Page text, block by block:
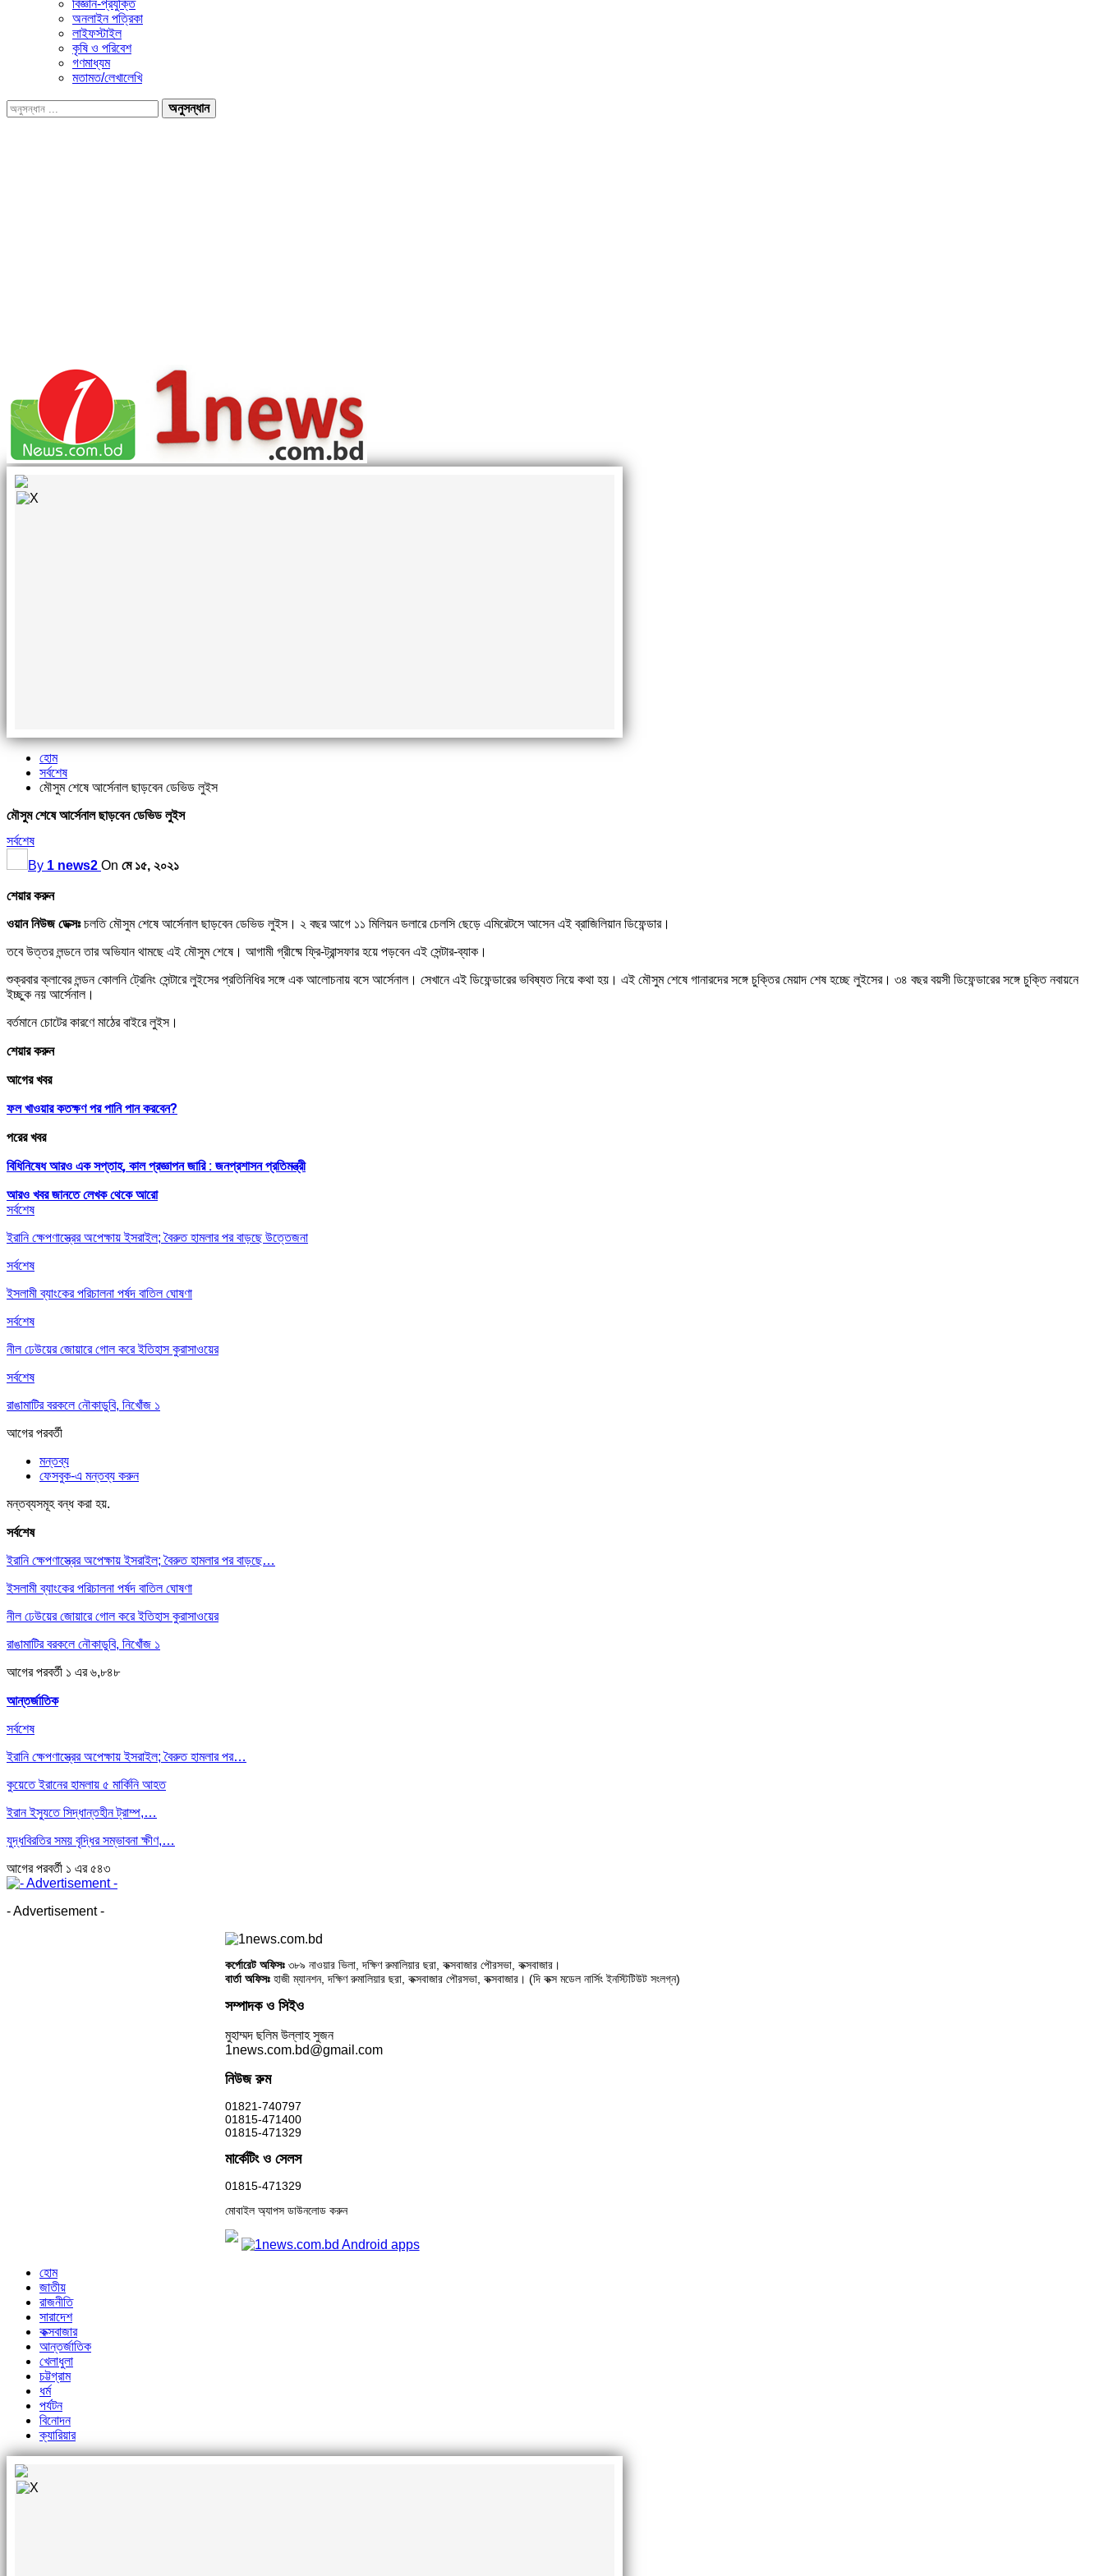
বিজ্ঞান-প্রযুক্তি
অনলাইন পত্রিকা
লাইফস্টাইল
কৃষি ও পরিবেশ
গণমাধ্যম
মতামত/লেখালেখি
হোম
সর্বশেষ
মৌসুম শেষে আর্সেনাল ছাড়বেন ডেভিড লুইস
মৌসুম শেষে আর্সেনাল ছাড়বেন ডেভিড লুইস
সর্বশেষ
By 1 news2 On মে ১৫, ২০২১
শেয়ার করুন
ওয়ান নিউজ ডেক্সঃচলতি মৌসুম শেষে আর্সেনাল ছাড়বেন ডেভিড ‍লুইস। ২ বছর আগে ১১ মিলিয়ন ডলারে চেলসি ছেড়ে এমিরেটসে আসেন এই ব্রাজিলিয়ান ডিফেন্ডার।
তবে উত্তর লন্ডনে তার অভিযান থামছে এই মৌসুম শেষে। আগামী গ্রীষ্মে ফ্রি-ট্রান্সফার হয়ে পড়বেন এই সেন্টার-ব্যাক।
শুক্রবার ক্লাবের লন্ডন কোলনি ট্রেনিং সেন্টারে লুইসের প্রতিনিধির সঙ্গে এক আলোচনায় বসে আর্সেনাল। সেখানে এই ডিফেন্ডারের ভবিষ্যত নিয়ে কথা হয়। এই মৌসুম শেষে গানারদের সঙ্গে চুক্তির মেয়াদ শেষ হচ্ছে লুইসের। ৩৪ বছর বয়সী ডিফেন্ডারের সঙ্গে চুক্তি নবায়নে
ইচ্ছুক নয় আর্সেনাল।
বর্তমানে চোটের কারণে মাঠের বাইরে লুইস।
শেয়ার করুন
আগের খবর
ফল খাওয়ার কতক্ষণ পর পানি পান করবেন?
পরের খবর
বিধিনিষেধ আরও এক সপ্তাহ, কাল প্রজ্ঞাপন জারি : জনপ্রশাসন প্রতিমন্ত্রী
আরও খবর জানতে লেখক থেকে আরো
সর্বশেষ
ইরানি ক্ষেপণাস্ত্রের অপেক্ষায় ইসরাইল; বৈরুত হামলার পর বাড়ছে উত্তেজনা
সর্বশেষ
ইসলামী ব্যাংকের পরিচালনা পর্ষদ বাতিল ঘোষণা
সর্বশেষ
নীল ঢেউয়ের জোয়ারে গোল করে ইতিহাস কুরাসাওয়ের
সর্বশেষ
রাঙামাটির বরকলে নৌকাডুবি, নিখোঁজ ১
আগেরপরবর্তী
মন্তব্য
ফেসবুক-এ মন্তব্য করুন
মন্তব্যসমূহ বন্ধ করা হয়.
সর্বশেষ
ইরানি ক্ষেপণাস্ত্রের অপেক্ষায় ইসরাইল; বৈরুত হামলার পর বাড়ছে…
ইসলামী ব্যাংকের পরিচালনা পর্ষদ বাতিল ঘোষণা
নীল ঢেউয়ের জোয়ারে গোল করে ইতিহাস কুরাসাওয়ের
রাঙামাটির বরকলে নৌকাডুবি, নিখোঁজ ১
আগেরপরবর্তী ১ এর ৬,৮৪৮
আন্তর্জাতিক
সর্বশেষ
ইরানি ক্ষেপণাস্ত্রের অপেক্ষায় ইসরাইল; বৈরুত হামলার পর…
কুয়েতে ইরানের হামলায় ৫ মার্কিনি আহত
ইরান ইস্যুতে সিদ্ধান্তহীন ট্রাম্প,…
যুদ্ধবিরতির সময় বৃদ্ধির সম্ভাবনা ক্ষীণ,…
আগেরপরবর্তী ১ এর ৫৪৩
- Advertisement -
কর্পোরেট অফিসঃ৩৮৯ নাওয়ার ভিলা, দক্ষিণ রুমালিয়ার ছরা, কক্সবাজার পৌরসভা, কক্সবাজার।
বার্তা অফিসঃ হাজী ম্যানশন, দক্ষিণ রুমালিয়ার ছরা, কক্সবাজার পৌরসভা, কক্সবাজার। (দি কক্স মডেল নার্সিং ইনস্টিটিউট সংলগ্ন)
সম্পাদক ও সিইও
মুহাম্মদ ছলিম উল্লাহ সুজন
1news.com.bd@gmail.com
নিউজ রুম
01821-740797
01815-471400
01815-471329
মার্কেটিং ও সেলস
01815-471329
মোবাইল অ্যাপস ডাউনলোড করুন
হোম
জাতীয়
রাজনীতি
সারাদেশ
কক্সবাজার
আন্তর্জাতিক
খেলাধুলা
চট্টগ্রাম
ধর্ম
পর্যটন
বিনোদন
ক্যারিয়ার